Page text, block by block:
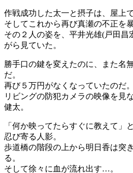
作戦成功した太一と摂子は、屋上
そしてこれから再び真瀬の不正を
その２人の姿を、平井光雄(戸田昌
がら見ていた。
勝手口の鍵を変えたのに、また名
だ。
再び５万円がなくなっていたのだ。
リビングの防犯カメラの映像を見
健太。
「何か映ってたらすぐに教えて」
忍び寄る人影。
歩道橋の階段の上から明日香は突
る。
そして徐々に血が流れ出す…。